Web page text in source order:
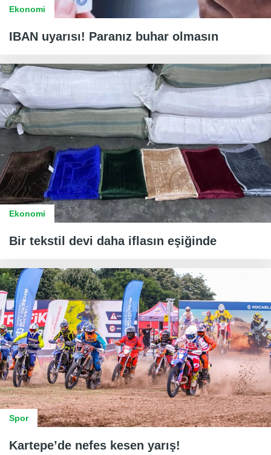
Ekonomi
IBAN uyarısı! Paranız buhar olmasın
Ekonomi
Bir tekstil devi daha iflasın eşiğinde
Spor
Kartepe’de nefes kesen yarış!